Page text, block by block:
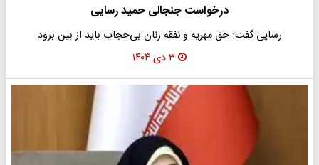
درخواست جنجالی حمید رسایی
رسایی گفت: حق مهریه و نفقه زنان بی‌حجاب باید از بین برود
۳ دی ۱۴۰۴